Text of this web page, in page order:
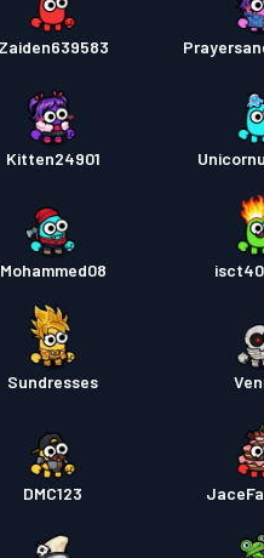
Zaiden639583
Kitten24901
Mohammed08
Sundresses
DMC123